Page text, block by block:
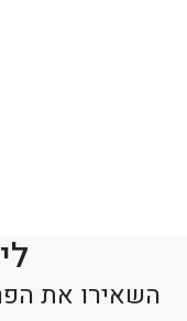
השאירו את